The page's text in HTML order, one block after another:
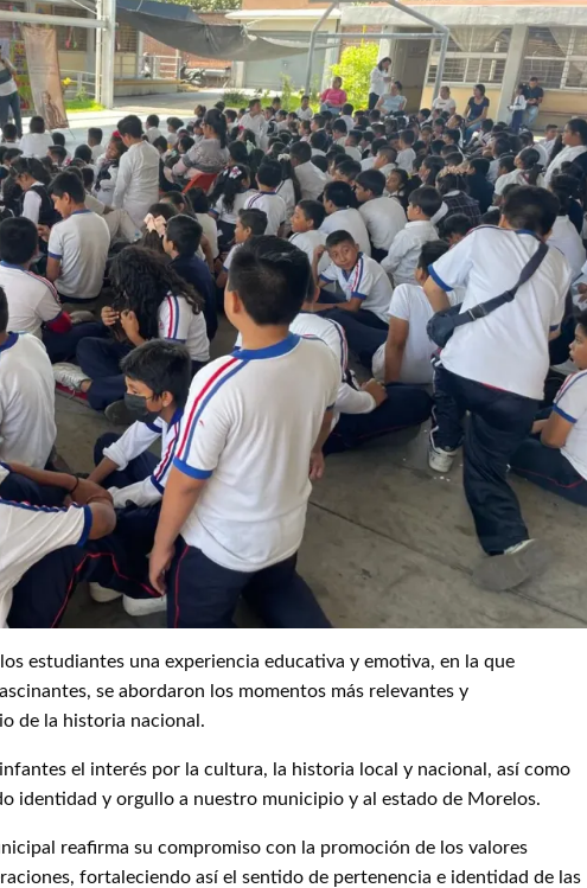
estudiantes una experiencia educativa y emotiva, en la que
se abordaron los momentos más relevantes y
de la historia nacional.
el interés por la cultura, la historia local y nacional, así como
identidad y orgullo a nuestro municipio y al estado de Morelos.
reafirma su compromiso con la promoción de los valores
fortaleciendo así el sentido de pertenencia e identidad de las